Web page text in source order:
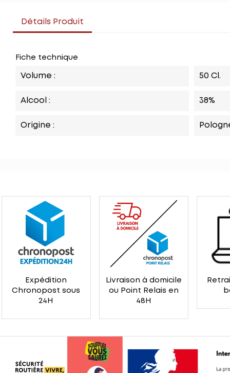
Détails Produit
Fiche technique
Volume : 50 Cl.
Alcool : 38%
Origine :
Expédition
Chronopost sous
24H
Livraison à domicile
ou Point Relais en
48H